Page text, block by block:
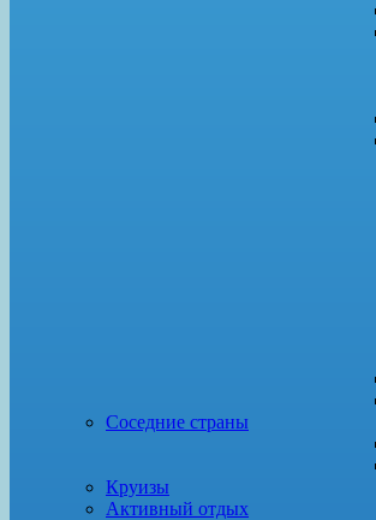
Соседние страны
Круизы
Активный отдых